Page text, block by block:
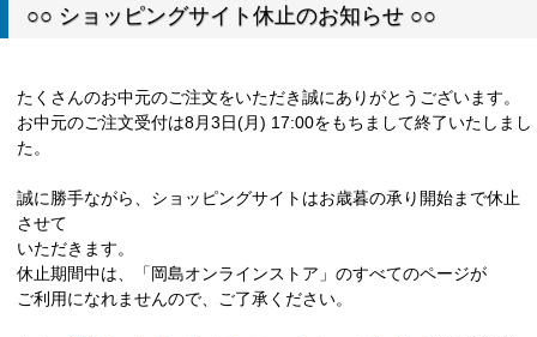
○○ ショッピングサイト休止のお知らせ ○○
たくさんのお中元のご注文をいただき誠にありがとうございます。
お中元のご注文受付は8月3日(月) 17:00をもちまして終了いたしまし
た。
誠に勝手ながら、ショッピングサイトはお歳暮の承り開始まで休止
させて
いただきます。
休止期間中は、「岡島オンラインストア」のすべてのページが
ご利用になれませんので、ご了承ください。